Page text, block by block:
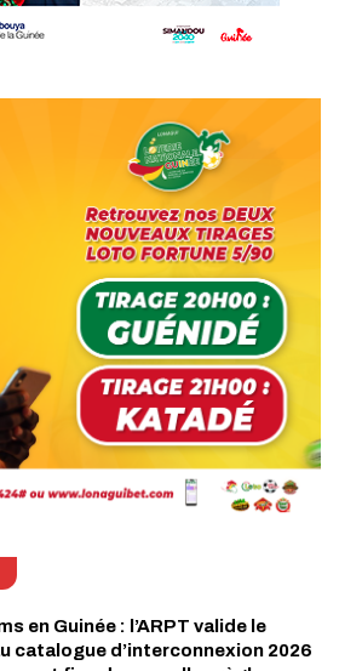
en Guinée : l’ARPT valide le
catalogue d’interconnexion 2026